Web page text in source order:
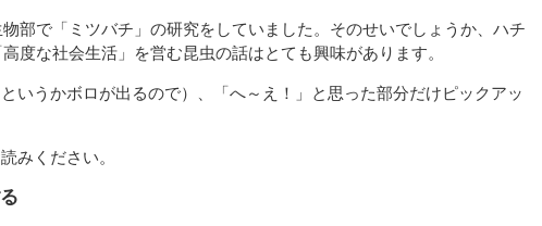
部で「ミツバチ」の研究をしていました。そのせいでしょうか、ハチ
度な社会生活」を営む昆虫の話はとても興味があります。
いうかボロが出るので）、「へ～え！」と思った部分だけピックアッ
みください。